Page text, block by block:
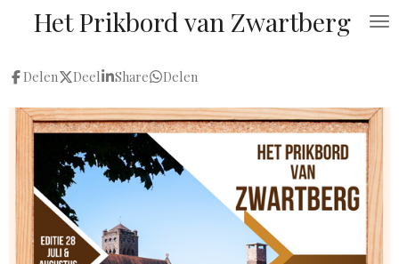
de
hoofdinhoud
Het Prikbord van Zwartberg
Delen Deel Share Delen